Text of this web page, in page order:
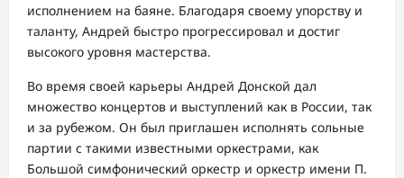
исполнением на баяне. Благодаря своему упорству и
таланту, Андрей быстро прогрессировал и достиг
высокого уровня мастерства.
Во время своей карьеры Андрей Донской дал
множество концертов и выступлений как в России, так
и за рубежом. Он был приглашен исполнять сольные
партии с такими известными оркестрами, как
Большой симфонический оркестр и оркестр имени П.